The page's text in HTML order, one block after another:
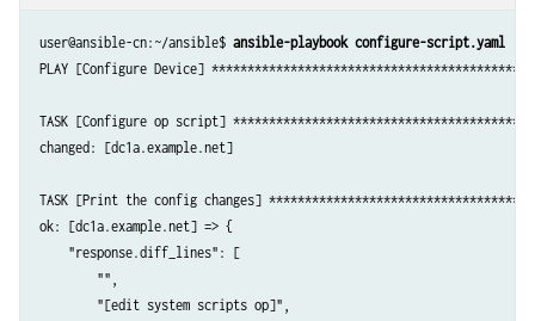
user@ansible-cn:~/ansible$ ansible-playbook configure-script.yaml
PLAY [Configure Device]
TASK [Configure op script]
changed: [dc1a.example.net]
TASK [Print the config changes]
ok: [dc1a.example.net] => {
    "response.diff_lines": [
        "",
        "[edit system scripts op]",